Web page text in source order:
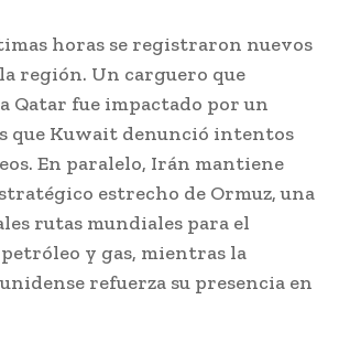
horas se registraron nuevos
región. Un carguero que
Qatar fue impactado por un
que Kuwait denunció intentos
En paralelo, Irán mantiene
estrecho de Ormuz, una
rutas mundiales para el
y gas, mientras la
refuerza su presencia en